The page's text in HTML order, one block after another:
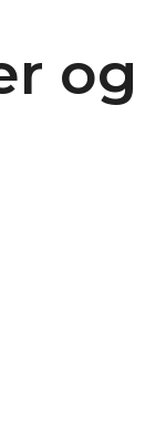
og